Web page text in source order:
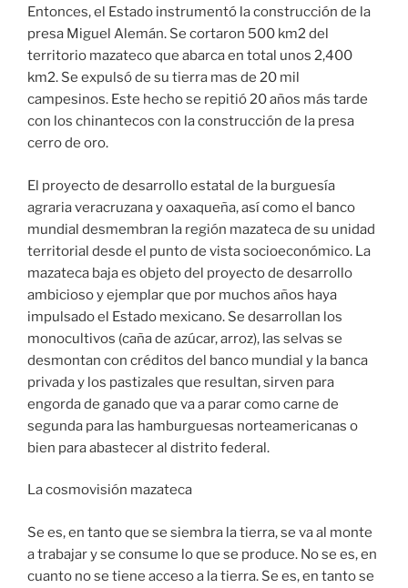
Entonces, el Estado instrumentó la construcción de la
presa Miguel Alemán. Se cortaron 500 km2 del
territorio mazateco que abarca en total unos 2,400
km2. Se expulsó de su tierra mas de 20 mil
campesinos. Este hecho se repitió 20 años más tarde
con los chinantecos con la construcción de la presa
cerro de oro.
El proyecto de desarrollo estatal de la burguesía
agraria veracruzana y oaxaqueña, así como el banco
mundial desmembran la región mazateca de su unidad
territorial desde el punto de vista socioeconómico. La
mazateca baja es objeto del proyecto de desarrollo
ambicioso y ejemplar que por muchos años haya
impulsado el Estado mexicano. Se desarrollan los
monocultivos (caña de azúcar, arroz), las selvas se
desmontan con créditos del banco mundial y la banca
privada y los pastizales que resultan, sirven para
engorda de ganado que va a parar como carne de
segunda para las hamburguesas norteamericanas o
bien para abastecer al distrito federal.
La cosmovisión mazateca
Se es, en tanto que se siembra la tierra, se va al monte
a trabajar y se consume lo que se produce. No se es, en
cuanto no se tiene acceso a la tierra. Se es, en tanto se